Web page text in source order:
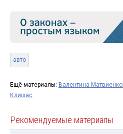
авто
Ещё материалы: Валентина Матвиенко
Клишас
Рекомендуемые материалы